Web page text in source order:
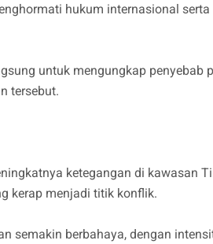
hukum internasional
untuk mengungkap penyebab
tersebut.
ketegangan di kawasan
kerap menjadi titik konflik.
semakin berbahaya, dengan